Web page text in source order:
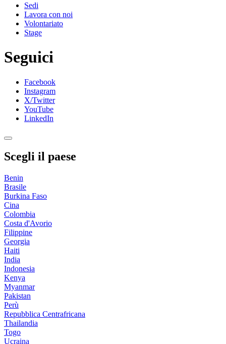
Sedi
Lavora con noi
Volontariato
Stage
Seguici
Facebook
Instagram
X/Twitter
YouTube
LinkedIn
Scegli il paese
Benin
Brasile
Burkina Faso
Cina
Colombia
Costa d'Avorio
Filippine
Georgia
Haiti
India
Indonesia
Kenya
Myanmar
Pakistan
Perù
Repubblica Centrafricana
Thailandia
Togo
Ucraina